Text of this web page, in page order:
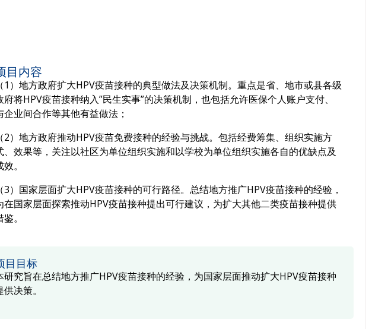
目内容
（1）地方政府扩大HPV疫苗接种的典型做法及决策机制。重点是省、地市或县各级
府将HPV疫苗接种纳入”民生实事”的决策机制，也包括允许医保个人账户支付、
企业间合作等其他有益做法；
（2）地方政府推动HPV疫苗免费接种的经验与挑战。包括经费筹集、组织实施方
、效果等，关注以社区为单位组织实施和以学校为单位组织实施各自的优缺点及
效。
（3）国家层面扩大HPV疫苗接种的可行路径。总结地方推广HPV疫苗接种的经验，
在国家层面探索推动HPV疫苗接种提出可行建议，为扩大其他二类疫苗接种提供
。
目目标
研究旨在总结地方推广HPV疫苗接种的经验，为国家层面推动扩大HPV疫苗接种
供决策。